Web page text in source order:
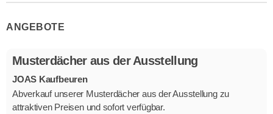
ANGEBOTE
Musterdächer aus der Ausstellung
JOAS Kaufbeuren
Abverkauf unserer Musterdächer aus der Ausstellung zu
attraktiven Preisen und sofort verfügbar.